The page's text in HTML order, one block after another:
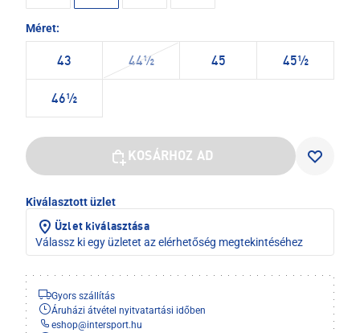
Méret:
43 44½ 45 45½
46½
KOSÁRHOZ AD
Kiválasztott üzlet
Üzlet kiválasztása
Válassz ki egy üzletet az elérhetőség megtekintéséhez
Gyors szállítás
Áruházi átvétel nyitvatartási időben
eshop@intersport.hu